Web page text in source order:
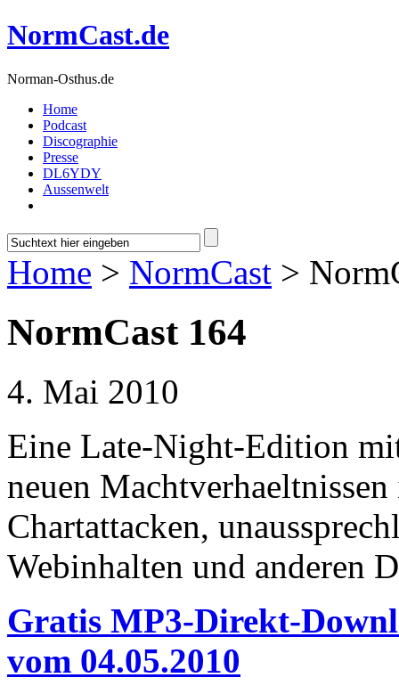
NormCast.de
Norman-Osthus.de
Home
Podcast
Discographie
Presse
DL6YDY
Aussenwelt
Home > NormCast >
NormCast 164
4. Mai 2010
Eine Late-Night-Edition
neuen
Chartattacken,
Webinhalten und anderen
Gratis MP3-Direkt-
vom 04.05.2010